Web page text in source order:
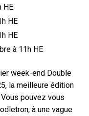
HE
HE
HE
à 11h HE
week-end Double
la meilleure édition
pouvez vous
à une vague